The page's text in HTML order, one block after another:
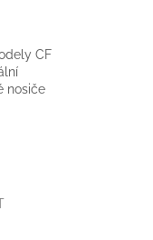
CF
nosiče